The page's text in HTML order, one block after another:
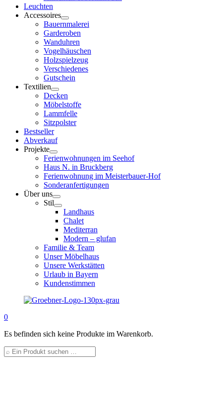
Leuchten
Accessoires
Bauernmalerei
Garderoben
Wanduhren
Vogelhäuschen
Holzspielzeug
Verschiedenes
Gutschein
Textilien
Decken
Möbelstoffe
Lammfelle
Sitzpolster
Bestseller
Abverkauf
Projekte
Ferienwohnungen im Seehof
Haus N. in Bruckberg
Ferienwohnung im Meisterbauer-Hof
Sonderanfertigungen
Über uns
Stil
Landhaus
Chalet
Mediterran
Modern – glufan
Familie & Team
Unser Möbelhaus
Unsere Werkstätten
Urlaub in Bayern
Kundenstimmen
0
Es befinden sich keine Produkte im Warenkorb.